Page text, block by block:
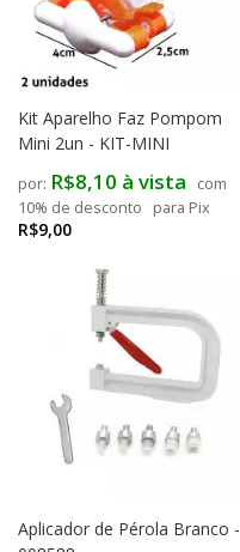
Kit Aparelho Faz Pompom
Mini 2un - KIT-MINI
R$9,00
R$8,10 à vista
com
10% de desconto
para Pix
Aplicador de Pérola Branco -